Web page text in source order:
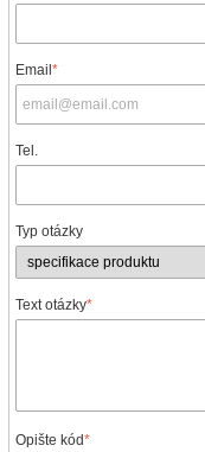
Email *
Tel.
Typ otázky
Text otázky*
Opište kód*